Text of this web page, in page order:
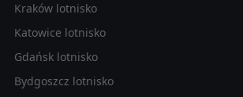
Kraków lotnisko
Katowice lotnisko
Gdańsk lotnisko
Bydgoszcz lotnisko